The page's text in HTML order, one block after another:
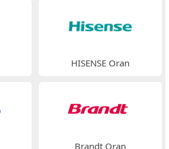
HISENSE Oran
Brandt Oran